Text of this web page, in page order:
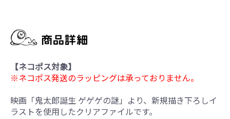
【ネコポス対象】
※ネコポス発送のラッピングは承っておりません。
映画「鬼太郎誕生 ゲゲゲの謎」より、新規描き下ろしイ
ラストを使用したクリアファイルです。